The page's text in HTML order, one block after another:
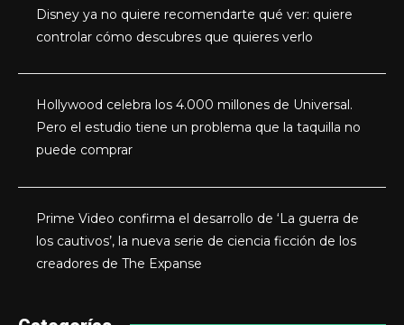
Disney ya no quiere recomendarte qué ver: quiere
controlar cómo descubres que quieres verlo
Hollywood celebra los 4.000 millones de Universal.
Pero el estudio tiene un problema que la taquilla no
puede comprar
Prime Video confirma el desarrollo de ‘La guerra de
los cautivos’, la nueva serie de ciencia ficción de los
creadores de The Expanse